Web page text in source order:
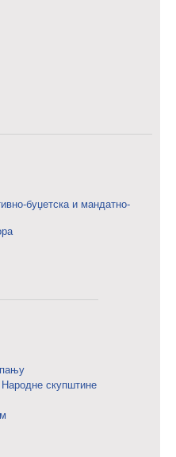
буџетска и мандатно-
скупштине